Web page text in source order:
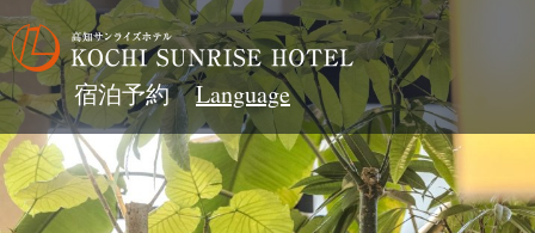
宿泊予約